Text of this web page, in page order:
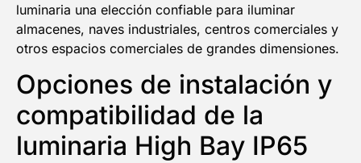
luminaria una elección confiable para iluminar
almacenes, naves industriales, centros comerciales y
otros espacios comerciales de grandes dimensiones.
Opciones de instalación y
compatibilidad de la
luminaria High Bay IP65